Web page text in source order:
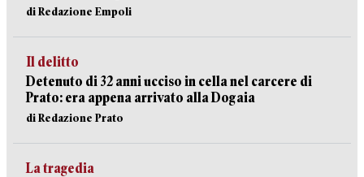
di Redazione Empoli
Il delitto
Detenuto di 32 anni ucciso in cella nel carcere di
Prato: era appena arrivato alla Dogaia
di Redazione Prato
La tragedia